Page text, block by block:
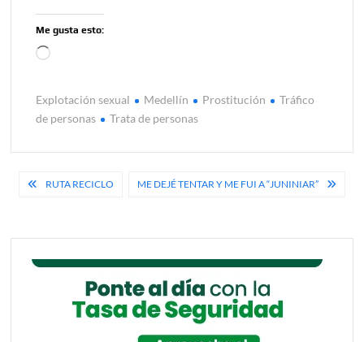
Me gusta esto:
Cargando...
Explotación sexual Medellín Prostitución
Tráfico
de personas
Trata de personas
Navegación
entradas
RUTA RECICLO ME DEJÉ TENTAR Y ME FUI A “JUNINIAR”